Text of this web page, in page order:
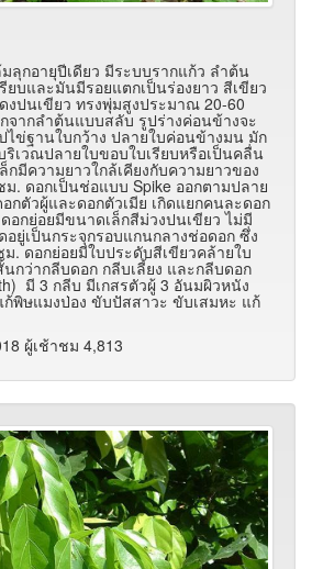
กอายุปีเดียว มีระบบรากแก้ว ลำต้น
ยบและมันมีรอยแตกเป็นร่องยาว สีเขียว
งปนเขียว ทรงพุ่มสูงประมาณ 20-60
จากลำต้นแบบสลับ รูปร่างค่อนข้างจะ
ไข่ฐานใบกว้าง ปลายใบค่อนข้างมน มัก
ริเวณปลายใบขอบใบเรียบหรือเป็นคลื่น
กมีความยาวใกล้เคียงกับความยาวของ
. ดอกเป็นช่อแบบ Spike ออกตามปลาย
กตัวผู้และดอกตัวเมีย เกิดแยกคนละดอก
อกย่อยมีขนาดเล็กสีม่วงปนเขียว ไม่มี
อยู่เป็นกระจุกรอบแกนกลางช่อดอก ซึ่ง
. ดอกย่อยมีใบประดับสีเขียวคล้ายใบ
กว่ากลีบดอก กลีบเลี้ยง และกลีบดอก
มี 3 กลีบ มีเกสรตัวผู้ 3 อันมผิวหนัง
พิษแมงป่อง ขับปัสสาวะ ขับเสมหะ แก้
ผู้เช้าชม 4,813